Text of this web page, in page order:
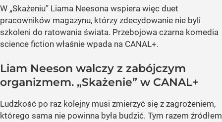
W „Skażeniu” Liama Neesona wspiera więc duet
pracowników magazynu, którzy zdecydowanie nie byli
szkoleni do ratowania świata. Przebojowa czarna komedia
science fiction właśnie wpada na CANAL+.
Liam Neeson walczy z zabójczym
organizmem. „Skażenie” w CANAL+
Ludzkość po raz kolejny musi zmierzyć się z zagrożeniem,
którego sama nie powinna była budzić. Tym razem źródłem